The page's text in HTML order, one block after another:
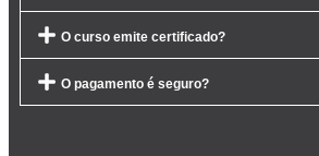
O curso emite certificado?
O pagamento é seguro?